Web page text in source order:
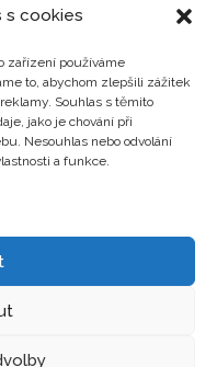
s cookies
zařízení používáme
to, abychom zlepšili zážitek
Souhlas s těmito
jako je chování při
Nesouhlas nebo odvolání
a funkce.
práva vyhrazena.